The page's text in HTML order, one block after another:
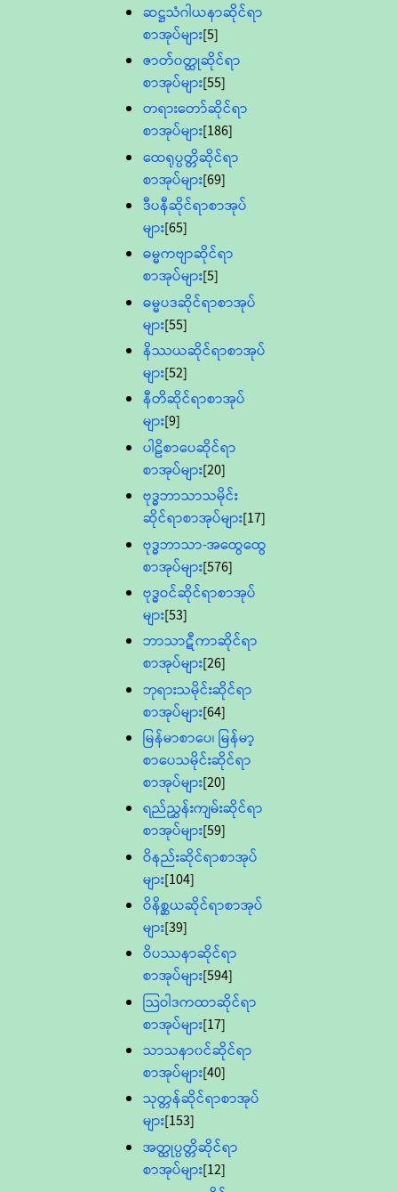
ဆဋ္ဌသံဂါယနာဆိုင်ရာ
စာအုပ်များ[5]
ဇာတ်၀တ္ထုဆိုင်ရာ
စာအုပ်များ[55]
တရားတော်ဆိုင်ရာ
စာအုပ်များ[186]
ထေရုပ္ပတ္တိဆိုင်ရာ
စာအုပ်များ[69]
ဒီပနီဆိုင်ရာစာအုပ်
များ[65]
ဓမ္မကဗျာဆိုင်ရာ
စာအုပ်များ[5]
ဓမ္မပဒဆိုင်ရာစာအုပ်
များ[55]
နိဿယဆိုင်ရာစာအုပ်
များ[52]
နီတိဆိုင်ရာစာအုပ်
များ[9]
ပါဠိစာပေဆိုင်ရာ
စာအုပ်များ[20]
ဗုဒ္ဓဘာသာသမိုင်း
ဆိုင်ရာစာအုပ်များ[17]
ဗုဒ္ဓဘာသာ-အထွေထွေ
စာအုပ်များ[576]
ဗုဒ္ဓဝင်ဆိုင်ရာစာအုပ်
များ[53]
ဘာသာဋီကာဆိုင်ရာ
စာအုပ်များ[26]
ဘုရားသမိုင်းဆိုင်ရာ
စာအုပ်များ[64]
မြန်မာစာပေ၊ မြန်မာ့
စာပေသမိုင်းဆိုင်ရာ
စာအုပ်များ[20]
ရည်ညွှန်းကျမ်းဆိုင်ရာ
စာအုပ်များ[59]
ဝိနည်းဆိုင်ရာစာအုပ်
များ[104]
ဝိနိစ္ဆယဆိုင်ရာစာအုပ်
များ[39]
ဝိပဿနာဆိုင်ရာ
စာအုပ်များ[594]
သြဝါဒကထာဆိုင်ရာ
စာအုပ်များ[17]
သာသနာ၀င်ဆိုင်ရာ
စာအုပ်များ[40]
သုတ္တန်ဆိုင်ရာစာအုပ်
များ[153]
အတ္ထုပ္ပတ္တိဆိုင်ရာ
စာအုပ်များ[12]